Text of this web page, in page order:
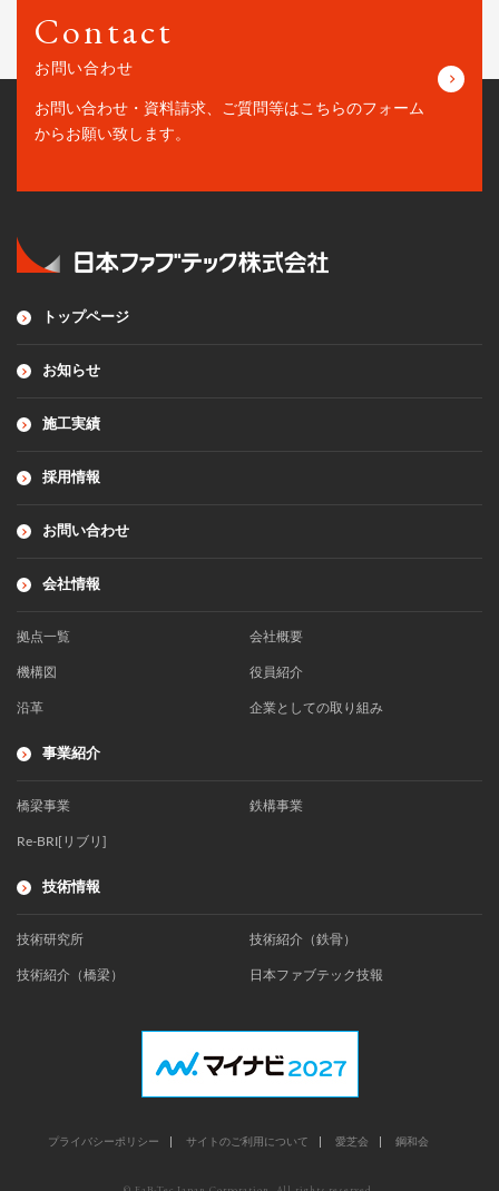
Contact
お問い合わせ
お問い合わせ・資料請求、ご質問等はこちらのフォーム
からお願い致します。
トップページ
お知らせ
施工実績
採用情報
お問い合わせ
会社情報
拠点一覧 会社概要
機構図 役員紹介
沿革 企業としての取り組み
事業紹介
橋梁事業 鉄構事業
Re-BRI[リブリ]
技術情報
技術研究所 技術紹介（鉄骨）
技術紹介（橋梁） 日本ファブテック技報
プライバシーポリシー サイトのご利用について 愛芝会 鋼和会